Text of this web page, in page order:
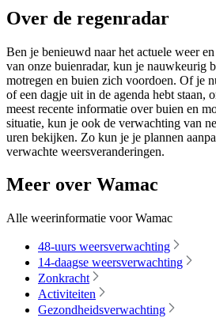
Over de regenradar
Ben je benieuwd naar het actuele weer
van onze buienradar, kun je nauwkeurig
motregen en buien zich voordoen. Of je
of een dagje uit in de agenda hebt staan,
meest recente informatie over buien en
situatie, kun je ook de verwachting van
uren bekijken. Zo kun je je plannen
verwachte weersveranderingen.
Meer over Wamac
Alle weerinformatie voor Wamac
48-uurs weersverwachting
14-daagse weersverwachting
Zonkracht
Activiteiten
Gezondheidsverwachting